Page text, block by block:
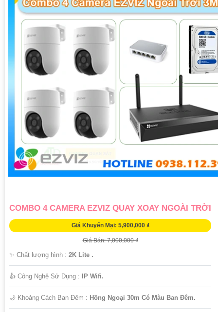
COMBO 4 CAMERA EZVIZ QUAY XOAY NGOÀI TRỜI
Giá Khuyến Mại: 5,900,000 ₫
Giá Bán: 7,000,000 ₫
✨ Chất lượng hình : 2K Lite .
👍 Công Nghệ Sử Dụng : IP Wifi.
🌙 Khoảng Cách Ban Đêm : Hồng Ngoại 30m Có Màu Ban Ðêm.